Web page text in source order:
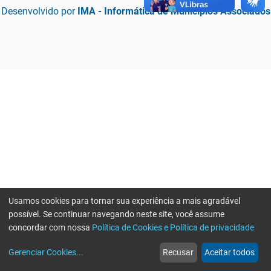
Desenvolvido por IMA - Informática de Municípios Associados
web
Notícias
more_horiz
Mais
Usamos cookies para tornar sua experiência a mais agradável
possível. Se continuar navegando neste site, você assume
concordar com nossa Política de Cookies e Política de privacidade
Gerenciar Cookies... Recusar Aceitar todos
Erro ao enviar informações, por favor tente novamente